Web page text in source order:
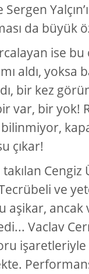
da büyük
ise bu
aldı, yoksa
bir kez
var, bir yok!
çıkar!
Cengiz
ve
aşikar, ancak
Vaclav